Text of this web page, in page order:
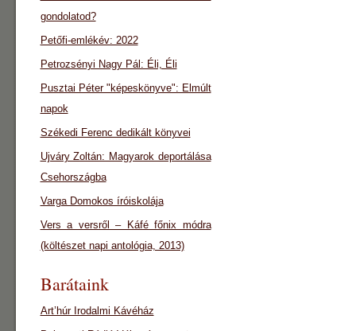
gondolatod?
Petőfi-emlékév: 2022
Petrozsényi Nagy Pál: Éli, Éli
Pusztai Péter "képeskönyve": Elmúlt
napok
Székedi Ferenc dedikált könyvei
Ujváry Zoltán: Magyarok deportálása
Csehországba
Varga Domokos íróiskolája
Vers a versről – Káfé főnix módra
(költészet napi antológia, 2013)
Barátaink
Art’húr Irodalmi Kávéház